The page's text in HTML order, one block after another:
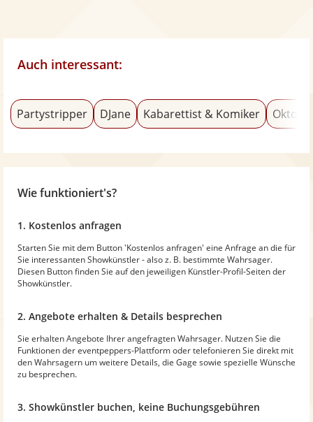
Auch interessant:
Partystripper DJane Kabarettist & Komiker
Wie funktioniert's?
1. Kostenlos anfragen
Starten Sie mit dem Button 'Kostenlos anfragen' eine Anfrage an die für
Sie interessanten Showkünstler - also z. B. bestimmte Wahrsager.
Diesen Button finden Sie auf den jeweiligen Künstler-Profil-Seiten der
Showkünstler.
2. Angebote erhalten & Details besprechen
Sie erhalten Angebote Ihrer angefragten Wahrsager. Nutzen Sie die
Funktionen der eventpeppers-Plattform oder telefonieren Sie direkt mit
den Wahrsagern um weitere Details, die Gage sowie spezielle Wünsche
zu besprechen.
3. Showkünstler buchen, keine Buchungsgebühren